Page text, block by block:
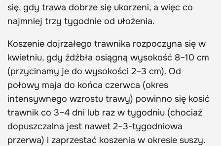
się, gdy trawa dobrze się ukorzeni, a więc co
najmniej trzy tygodnie od ułożenia.
Koszenie dojrzałego trawnika rozpoczyna się w
kwietniu, gdy źdźbła osiągną wysokość 8–10 cm
(przycinamy je do wysokości 2–3 cm). Od
połowy maja do końca czerwca (okres
intensywnego wzrostu trawy) powinno się kosić
trawnik co 3–4 dni lub raz w tygodniu (chociaż
dopuszczalna jest nawet 2–3-tygodniowa
przerwa) i zaprzestać koszenia w okresie suszy.